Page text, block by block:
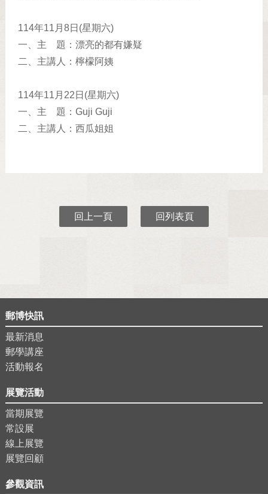
114年11月8日(星期六)
一、主 題：漂亮的都有嫌疑
二、主講人：檸檬阿姨
114年11月22日(星期六)
一、主 題：Guji Guji
二、主講人：西瓜姐姐
回上一頁 回列表頁
郵博快訊
最新消息
郵學講座
活動報名
展覽活動
當期展覽
常設展
線上展覽
展覽回顧
參觀資訊